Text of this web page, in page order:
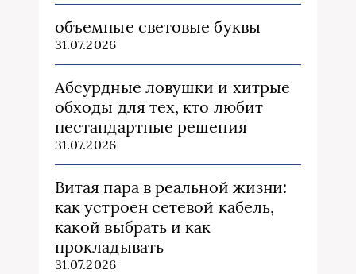
объемные световые буквы
31.07.2026
Абсурдные ловушки и хитрые
обходы для тех, кто любит
нестандартные решения
31.07.2026
Витая пара в реальной жизни:
как устроен сетевой кабель,
какой выбрать и как
прокладывать
31.07.2026